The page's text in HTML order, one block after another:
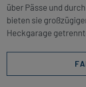
über Pässe und
bieten sie
Heckgarage